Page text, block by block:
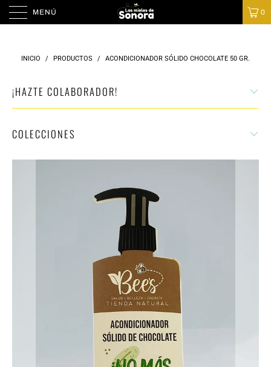
MENÚ 0
INICIO / PRODUCTOS / ACONDICIONADOR SÓLIDO CHOCOLATE 50 GR.
¡HAZTE COLABORADOR!
COLECCIONES